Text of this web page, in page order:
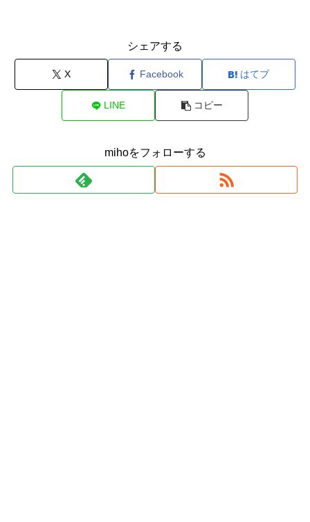
シェアする
X Facebook はてブ
LINE コピー
mihoをフォローする